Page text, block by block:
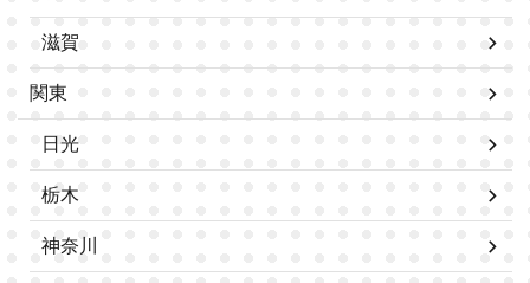
滋賀
関東
日光
栃木
神奈川